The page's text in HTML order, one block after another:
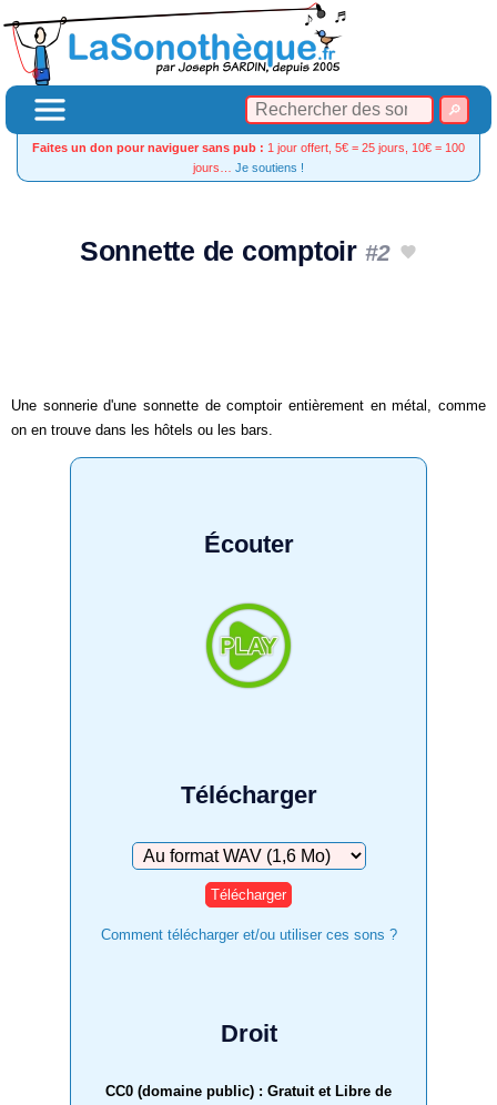
Faites un don pour naviguer sans pub : 1 jour offert, 5€ = 25 jours, 10€ = 100
jours… Je soutiens !
Sonnette de comptoir #2
Une sonnerie d'une sonnette de comptoir entièrement en métal, comme
on en trouve dans les hôtels ou les bars.
Écouter
Télécharger
Télécharger
Comment télécharger et/ou utiliser ces sons ?
Droit
CC0 (domaine public) : Gratuit et Libre de